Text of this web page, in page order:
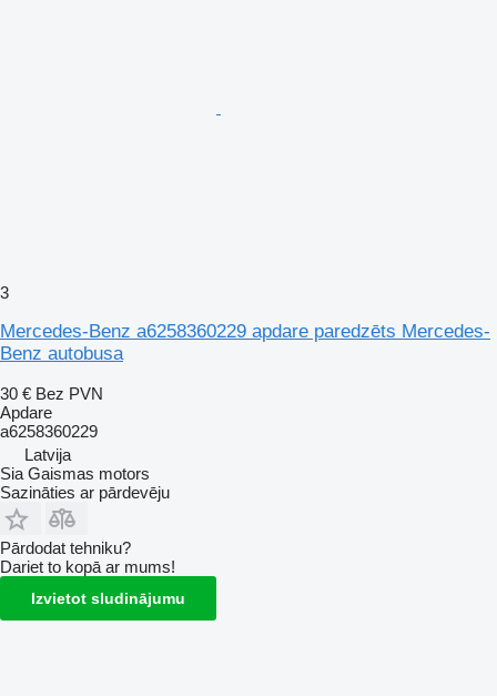
3
Mercedes-Benz a6258360229 apdare paredzēts Mercedes-
Benz autobusa
30 € Bez PVN
Apdare
a6258360229
Latvija
Sia Gaismas motors
Sazināties ar pārdevēju
Pārdodat tehniku?
Dariet to kopā ar mums!
Izvietot sludinājumu